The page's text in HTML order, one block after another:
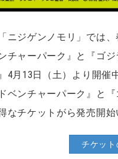
ニジゲンノモリ」では
チャーパーク』と『ゴ
』4月13日（土）より開催
ベンチャーパーク』と
チケットがら発売開始
チケット